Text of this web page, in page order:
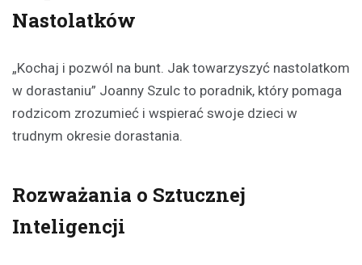
Nastolatków
„Kochaj i pozwól na bunt. Jak towarzyszyć nastolatkom
w dorastaniu” Joanny Szulc to poradnik, który pomaga
rodzicom zrozumieć i wspierać swoje dzieci w
trudnym okresie dorastania.
Rozważania o Sztucznej
Inteligencji